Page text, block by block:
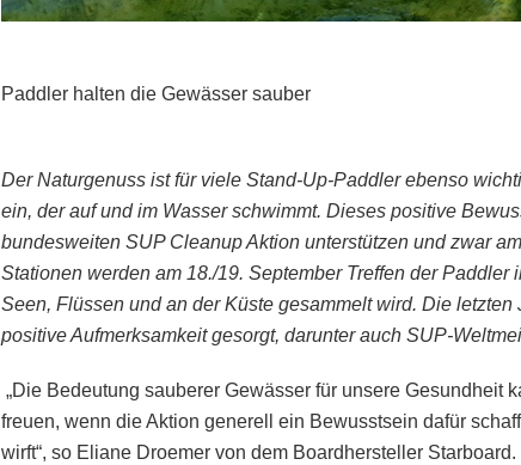
Paddler halten die Gewässer sauber
Der Naturgenuss ist für viele Stand-Up-Paddler ebenso
ein, der auf und im Wasser schwimmt. Dieses positive
bundesweiten SUP Cleanup Aktion unterstützen und zwar
Stationen werden am 18./19. September Treffen der
Seen, Flüssen und an der Küste gesammelt wird. Die
positive Aufmerksamkeit gesorgt, darunter auch SUP-
„Die Bedeutung sauberer Gewässer für unsere Gesundheit
freuen, wenn die Aktion generell ein Bewusstsein dafür
wirft“, so Eliane Droemer von dem Boardhersteller